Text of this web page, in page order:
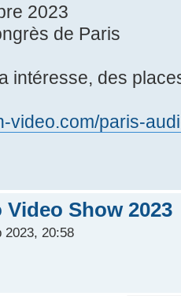
2023
de Paris
intéresse, des
video.com/paris-
Show 2023
2023, 20:58